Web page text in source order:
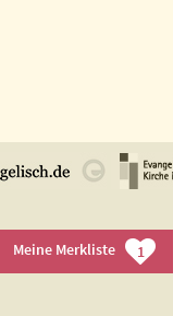
Meine Merkliste 1